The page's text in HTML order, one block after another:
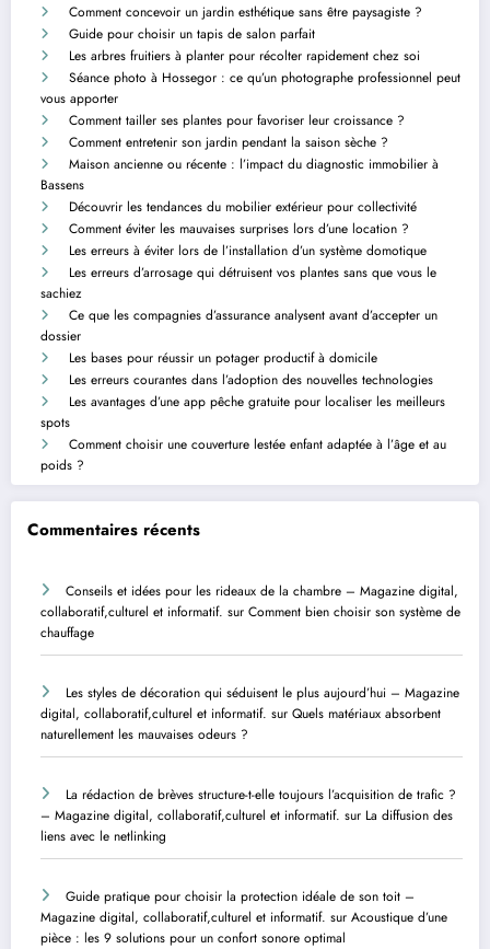
Comment concevoir un jardin esthétique sans être paysagiste ?
Guide pour choisir un tapis de salon parfait
Les arbres fruitiers à planter pour récolter rapidement chez soi
Séance photo à Hossegor : ce qu’un photographe professionnel peut
vous apporter
Comment tailler ses plantes pour favoriser leur croissance ?
Comment entretenir son jardin pendant la saison sèche ?
Maison ancienne ou récente : l’impact du diagnostic immobilier à
Bassens
Découvrir les tendances du mobilier extérieur pour collectivité
Comment éviter les mauvaises surprises lors d’une location ?
Les erreurs à éviter lors de l’installation d’un système domotique
Les erreurs d’arrosage qui détruisent vos plantes sans que vous le
sachiez
Ce que les compagnies d’assurance analysent avant d’accepter un
dossier
Les bases pour réussir un potager productif à domicile
Les erreurs courantes dans l’adoption des nouvelles technologies
Les avantages d’une app pêche gratuite pour localiser les meilleurs
spots
Comment choisir une couverture lestée enfant adaptée à l’âge et au
poids ?
Commentaires récents
Conseils et idées pour les rideaux de la chambre – Magazine digital,
collaboratif,culturel et informatif. sur Comment bien choisir son système de
chauffage
Les styles de décoration qui séduisent le plus aujourd’hui – Magazine
digital, collaboratif,culturel et informatif. sur Quels matériaux absorbent
naturellement les mauvaises odeurs ?
La rédaction de brèves structure-t-elle toujours l’acquisition de trafic ?
– Magazine digital, collaboratif,culturel et informatif. sur La diffusion des
liens avec le netlinking
Guide pratique pour choisir la protection idéale de son toit –
Magazine digital, collaboratif,culturel et informatif. sur Acoustique d’une
pièce : les 9 solutions pour un confort sonore optimal